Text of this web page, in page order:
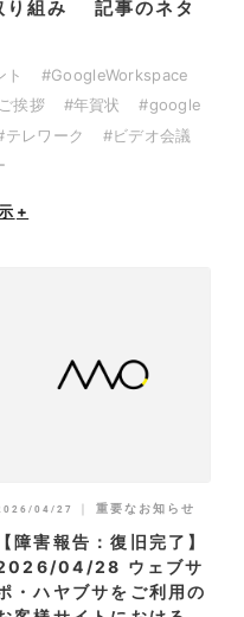
組み 記事のネタ
ト
#GoogleWorkspace
挨拶 #年賀状
#google
テレワーク
#ビデオ会議
+
04/27 ｜ 重要なお知らせ
【障害報告：復旧完了】
04/28 ウェブサ
・ハヤブサをご利用の